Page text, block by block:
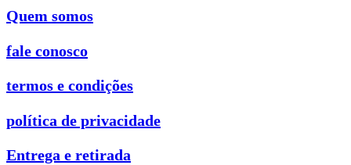
Quem somos
fale conosco
termos e condições
política de privacidade
Entrega e retirada